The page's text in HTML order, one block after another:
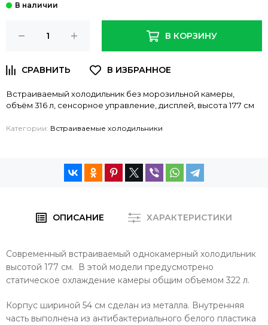
В КОРЗИНУ
Встраиваемый холодильник без морозильной камеры,
объём 316 л, сенсорное управление, дисплей, высота 177 см
Категории: Встраиваемые холодильники
ОПИСАНИЕ ХАРАКТЕРИСТИКИ
Современный встраиваемый однокамерный холодильник
высотой 177 см. В этой модели предусмотрено
статическое охлаждение камеры общим объемом 322 л.
Корпус шириной 54 см сделан из металла. Внутренняя
часть выполнена из антибактериального белого пластика